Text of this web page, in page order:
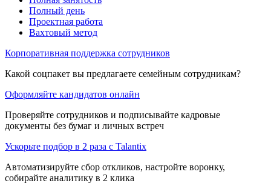
Полный день
Проектная работа
Вахтовый метод
Корпоративная поддержка сотрудников
Какой соцпакет вы предлагаете семейным сотрудникам?
Оформляйте кандидатов онлайн
Проверяйте сотрудников и подписывайте кадровые
документы без бумаг и личных встреч
Ускорьте подбор в 2 раза с Talantix
Автоматизируйте сбор откликов, настройте воронку,
собирайте аналитику в 2 клика